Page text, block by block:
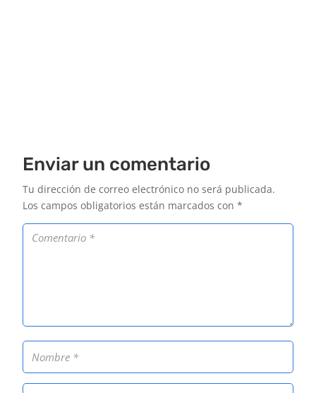
Enviar un comentario
Tu dirección de correo electrónico no será publicada.
Los campos obligatorios están marcados con*